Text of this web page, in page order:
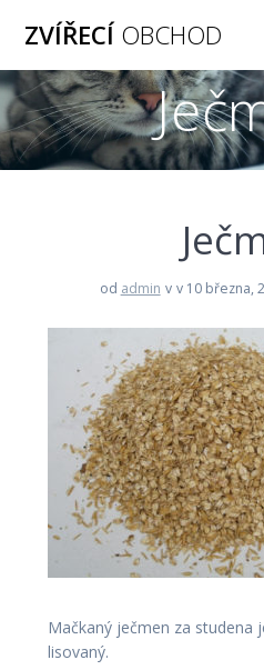
ZVÍŘECÍ OBCHOD
od admin v v 10 března,
Mačkaný ječmen za studena
lisovaný.